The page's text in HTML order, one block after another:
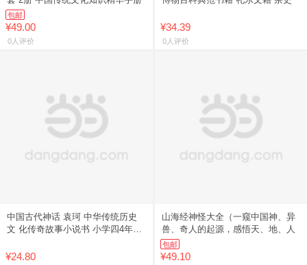
包邮
¥49.00
0人评价
¥34.39
0人评价
中国古代神话 袁珂 中华传统历史
文 化传奇故事小说书 小学四4年级
¥24.80
山海经神怪大全（一窥中国神、异
兽、奇人的起源，感悟天、地、人
包邮
¥49.10